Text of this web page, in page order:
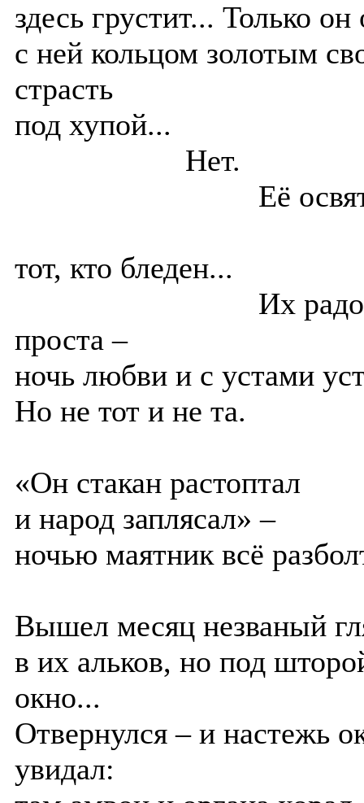
здесь грустит... Только он
с ней кольцом золотым
страсть
под хупой...
Нет.
Её
тот, кто бледен...
Их
проста –
ночь любви и с устами
Но не тот и не та.
«Он стакан растоптал
и народ заплясал» –
ночью маятник всё
Вышел месяц незваный
в их альков, но под
окно...
Отвернулся – и настежь
увидал: